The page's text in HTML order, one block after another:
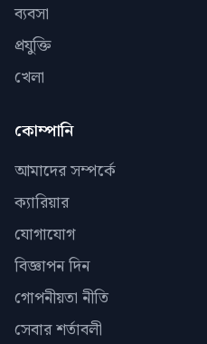
ব্যবসা
প্রযুক্তি
খেলা
কোম্পানি
আমাদের সম্পর্কে
ক্যারিয়ার
যোগাযোগ
বিজ্ঞাপন দিন
গোপনীয়তা নীতি
সেবার শর্তাবলী